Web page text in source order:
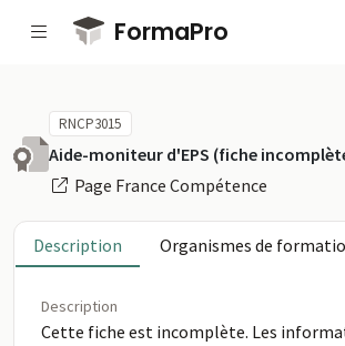
Passer au contenu principal
FormaPro
RNCP3015
Aide-moniteur d'EPS (fiche
Page France Compétence
Description Organismes de
Description
Cette fiche est incomplète. Les